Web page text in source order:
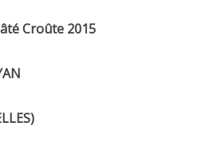
Croûte 2015